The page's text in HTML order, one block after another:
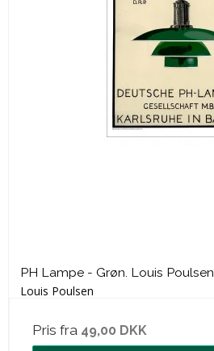
PH Lampe - Grøn. Louis Poulsen
Louis Poulsen
Pris fra 49,00 DKK